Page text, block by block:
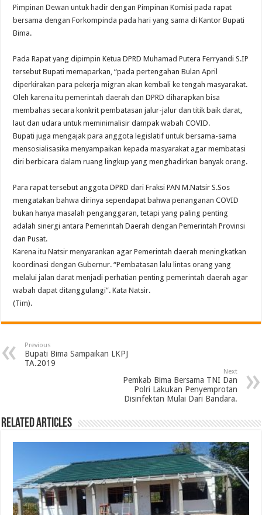
Pimpinan Dewan untuk hadir dengan Pimpinan Komisi pada rapat
bersama dengan Forkompinda pada hari yang sama di Kantor Bupati
Bima.
Pada Rapat yang dipimpin Ketua DPRD Muhamad Putera Ferryandi S.IP
tersebut Bupati memaparkan, “pada pertengahan Bulan April
diperkirakan para pekerja migran akan kembali ke tengah masyarakat.
Oleh karena itu pemerintah daerah dan DPRD diharapkan bisa
membahas secara konkrit pembatasan jalur-jalur dan titik baik darat,
laut dan udara untuk meminimalisir dampak wabah COVID.
Bupati juga mengajak para anggota legislatif untuk bersama-sama
mensosialisasika menyampaikan kepada masyarakat agar membatasi
diri berbicara dalam ruang lingkup yang menghadirkan banyak orang.
Para rapat tersebut anggota DPRD dari Fraksi PAN M.Natsir S.Sos
mengatakan bahwa dirinya sependapat bahwa penanganan COVID
bukan hanya masalah penganggaran, tetapi yang paling penting
adalah sinergi antara Pemerintah Daerah dengan Pemerintah Provinsi
dan Pusat.
Karena itu Natsir menyarankan agar Pemerintah daerah meningkatkan
koordinasi dengan Gubernur. “Pembatasan lalu lintas orang yang
melalui jalan darat menjadi perhatian penting pemerintah daerah agar
wabah dapat ditanggulangi”. Kata Natsir.
(Tim).
Previous
Bupati Bima Sampaikan LKPJ
TA.2019
Next
Pemkab Bima Bersama TNI Dan
Polri Lakukan Penyemprotan
Disinfektan Mulai Dari Bandara.
Related Articles